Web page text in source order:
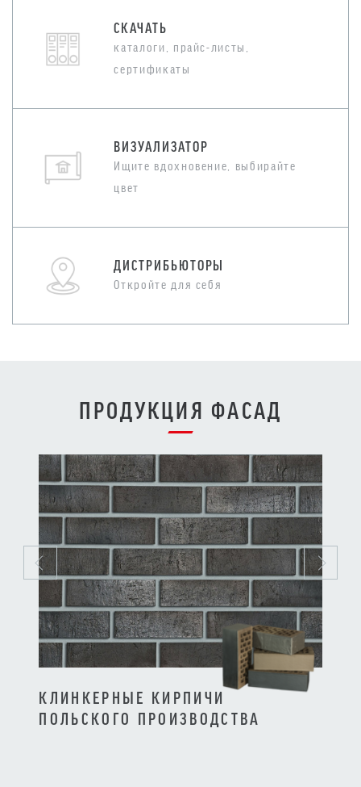
СКАЧАТЬ
каталоги, прайс-листы,
сертификаты
ВИЗУАЛИЗАТОР
Ищите вдохновение, выбирайте
цвет
ДИСТРИБЬЮТОРЫ
Откройте для себя
ПРОДУКЦИЯ ФАСАД
КЛИНКЕРНЫЕ КИРПИЧИ
ПОЛЬСКОГО ПРОИЗВОДСТВА